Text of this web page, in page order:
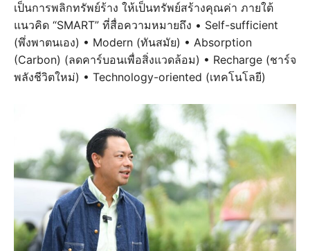
เป็นการพลิกทรัพย์ร้าง ให้เป็นทรัพย์สร้างคุณค่า ภายใต้
แนวคิด “SMART” ที่สื่อความหมายถึง • Self-sufficient
(พึ่งพาตนเอง) • Modern (ทันสมัย) • Absorption
(Carbon) (ลดคาร์บอนเพื่อสิ่งแวดล้อม) • Recharge (ชาร์จ
พลังชีวิตใหม่) • Technology-oriented (เทคโนโลยี)